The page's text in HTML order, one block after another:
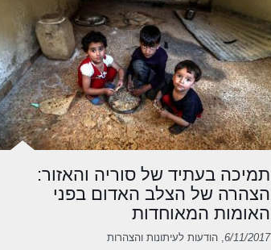
תמיכה בעתיד של סוריה והאזור:
הצהרה של הצלב האדום בפני
האומות המאוחדות
6/11/2017, הודעות לעיתונות והצהרות